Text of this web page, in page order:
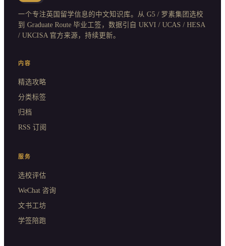
一个专注英国留学信息的中文知识库。从 G5 / 罗素集团选校
到 Graduate Route 毕业工签，数据引自 UKVI / UCAS / HESA
/ UKCISA 官方来源，持续更新。
内容
精选攻略
分类标签
归档
RSS 订阅
服务
选校评估
WeChat 咨询
文书工坊
学签陪跑